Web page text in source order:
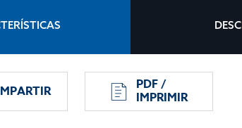
PDF /
IMPRIMIR